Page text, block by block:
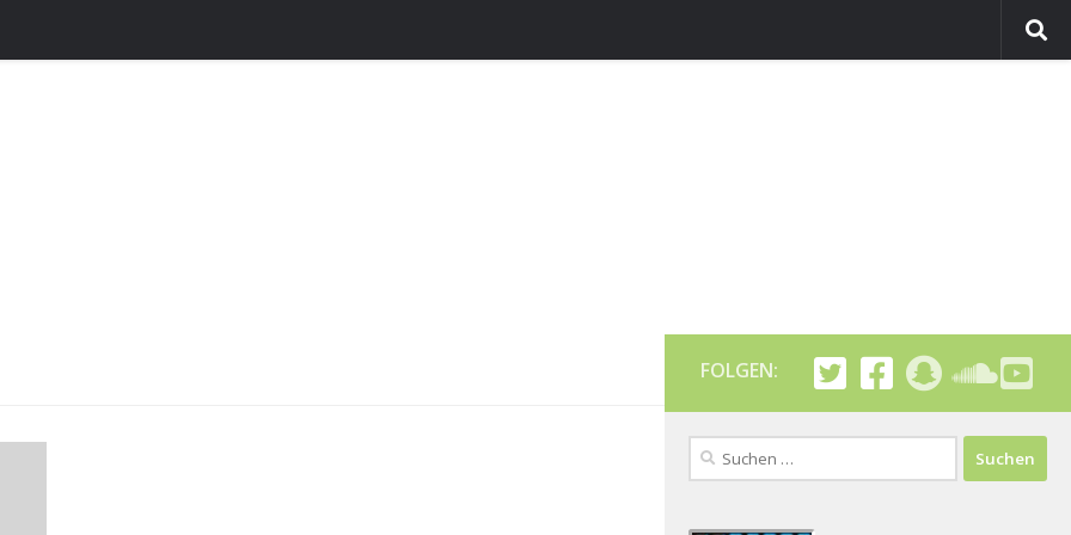
FOLGEN:
Suchen
nach: